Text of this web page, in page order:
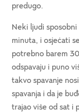
predugo.
Neki ljudi
minuta, i osjećati
potrebno barem
odspavaju i puno
takvo spavanje
spavanja i da je
trajao više od sat i